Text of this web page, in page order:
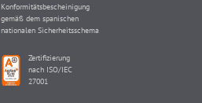
Konformitätsbescheinigung
gemäß dem spanischen
nationalen Sicherheitsschema
Zertifizierung
nach ISO/IEC
27001